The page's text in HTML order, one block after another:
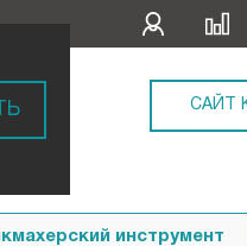
САЙТ
инструмент